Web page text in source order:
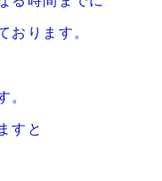
ります。
すと